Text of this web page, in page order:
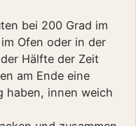
bei 200 Grad im
Ofen oder in der
Hälfte der Zeit
am Ende eine
haben, innen weich